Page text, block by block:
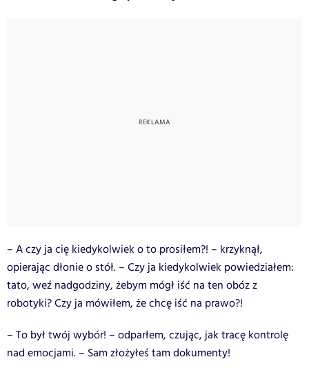
– A czy ja cię kiedykolwiek o to prosiłem?! – krzyknął,
opierając dłonie o stół. – Czy ja kiedykolwiek powiedziałem:
tato, weź nadgodziny, żebym mógł iść na ten obóz z
robotyki? Czy ja mówiłem, że chcę iść na prawo?!
– To był twój wybór! – odparłem, czując, jak tracę kontrolę
nad emocjami. – Sam złożyłeś tam dokumenty!